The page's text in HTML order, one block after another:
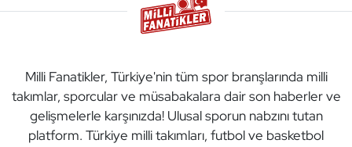
Milli Fanatikler, Türkiye'nin tüm spor branşlarında milli
takımlar, sporcular ve müsabakalara dair son haberler ve
gelişmelerle karşınızda! Ulusal sporun nabzını tutan
platform. Türkiye milli takımları, futbol ve basketbol